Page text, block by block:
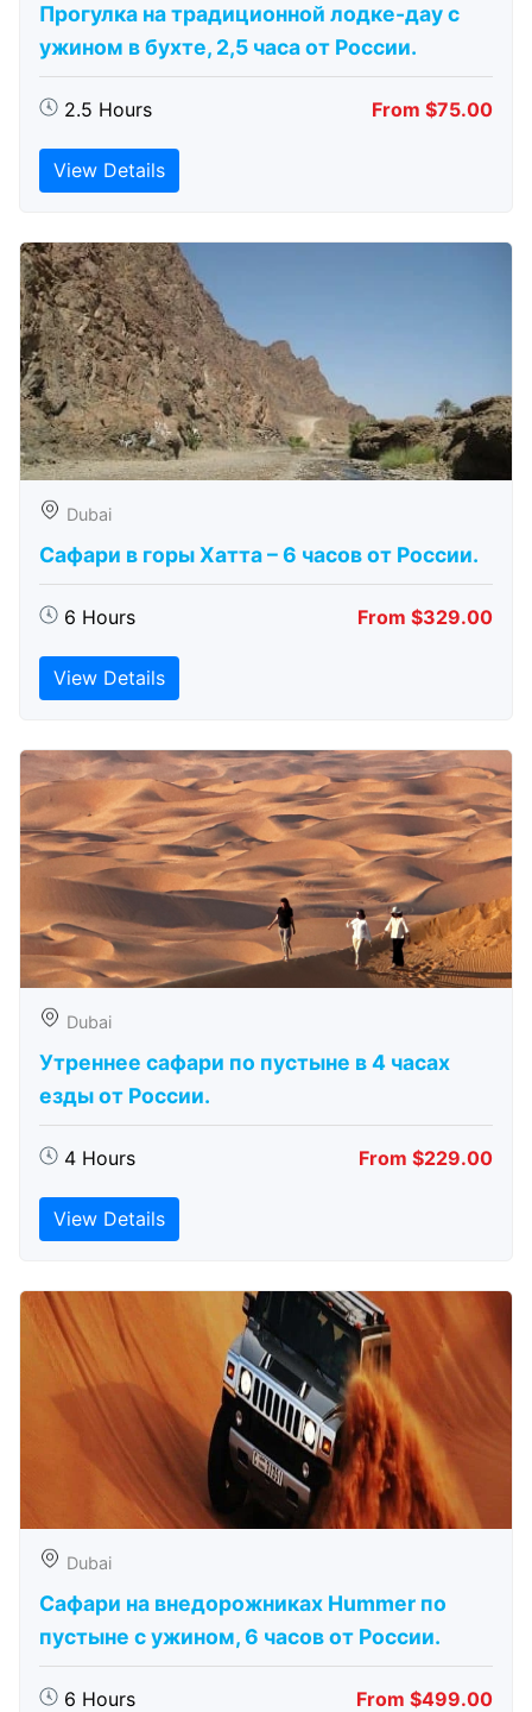
Прогулка на традиционной лодке-дау с
ужином в бухте, 2,5 часа от России.
2.5 Hours From $75.00
View Details
Dubai
Сафари в горы Хатта – 6 часов от России.
6 Hours From $329.00
View Details
Dubai
Утреннее сафари по пустыне в 4 часах
езды от России.
4 Hours From $229.00
View Details
Dubai
Сафари на внедорожниках Hummer по
пустыне с ужином, 6 часов от России.
6 Hours From $499.00